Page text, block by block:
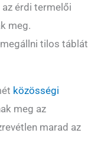
érdi termelői
meg.
tilos táblát
közösségi
meg az
marad az